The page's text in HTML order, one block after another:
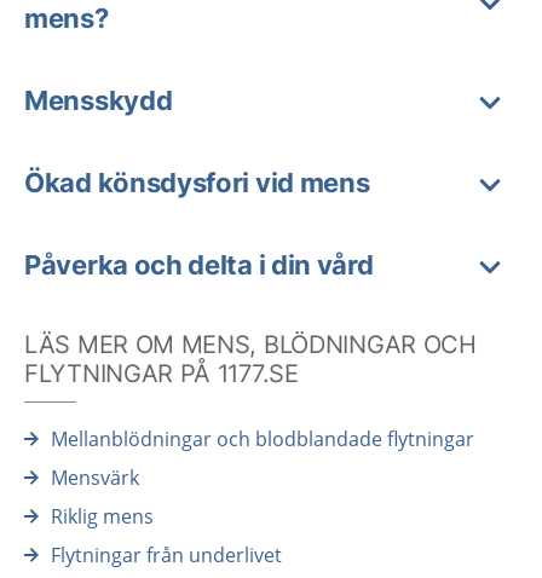
mens?
Mensskydd
Ökad könsdysfori vid mens
Påverka och delta i din vård
LÄS MER OM MENS, BLÖDNINGAR OCH
FLYTNINGAR PÅ 1177.SE
Mellanblödningar och blodblandade flytningar
Mensvärk
Riklig mens
Flytningar från underlivet